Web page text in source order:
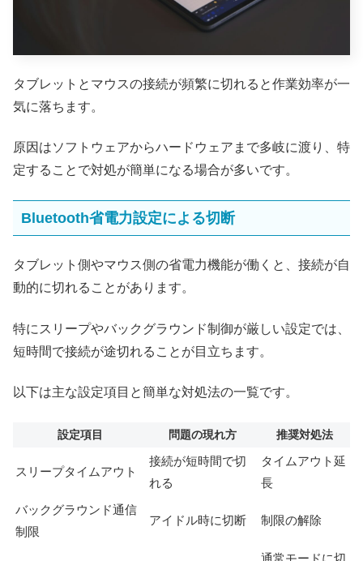
タブレットとマウスの接続が頻繁に切れると作業効率が一
気に落ちます。
原因はソフトウェアからハードウェアまで多岐に渡り、特
定することで対処が簡単になる場合が多いです。
Bluetooth省電力設定による切断
タブレット側やマウス側の省電力機能が働くと、接続が自
動的に切れることがあります。
特にスリープやバックグラウンド制御が厳しい設定では、
短時間で接続が途切れることが目立ちます。
以下は主な設定項目と簡単な対処法の一覧です。
設定項目 問題の現れ方 推奨対処法
スリープタイムアウト
接続が短時間で切
れる
タイムアウト延
長
バックグラウンド通信
制限
アイドル時に切断 制限の解除
通常モードに切